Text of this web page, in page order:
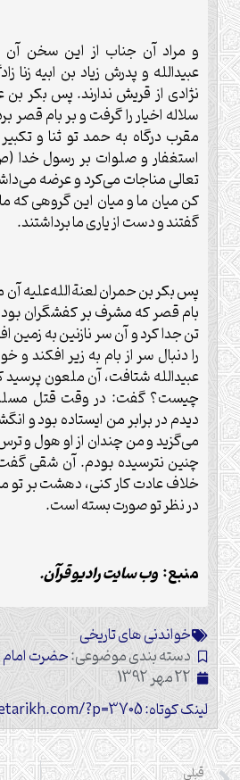
و مراد آن جناب از این سخن آن
عبیدالله و پدرش زیاد بن ابیه زنا
نژادی از قریش ندارند. پس بکر
سلاله اخیار را گرفت و بر بام قصر
مقرب درگاه به حمد تو ثنا و
استغفار و صلوات بر رسول خدا
تعالی مناجات می‌کرد و عرضه
کن میان ما و میان این گروهی که
گفتند و دست از یاری ما برداشتند.
پس بکر بن حمران لعنة‌الله‌علیه
بام قصر که مشرف بر کفشگران بود
تن جدا کرد و آن سر نازنین به
را دنبال سر از بام به زیر افکند و
عبیدالله شتافت، آن ملعون
چیست؟ گفت: در وقت قتل مسلم
دیدم در برابر من ایستاده بود و
می‌گزید و من چندان از او هول و
چنین نترسیده بودم. آن شقی
خلاف عادت کار کنی، دهشت بر تو
در نظر تو صورت بسته است.
منبع:وب سایت رادیو قرآن.
خواندنی های تاریخی
دسته بندی موضوعی:حضرت
22 مهر 1392
لینک کوتاه: https://sokhanetarikh.com/?p=3705
قبلی